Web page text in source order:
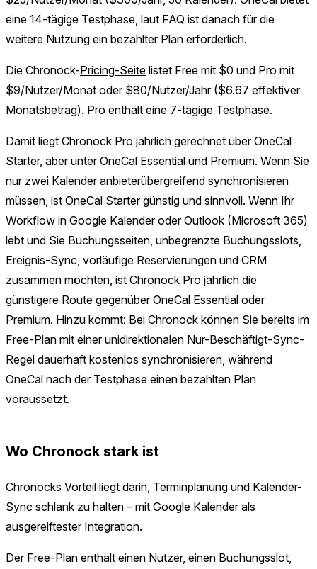
eine 14-tägige Testphase, laut FAQ ist danach für die
weitere Nutzung ein bezahlter Plan erforderlich.
Die Chronock-Pricing-Seite listet Free mit $0 und Pro mit
$9/Nutzer/Monat oder $80/Nutzer/Jahr ($6.67 effektiver
Monatsbetrag). Pro enthält eine 7-tägige Testphase.
Damit liegt Chronock Pro jährlich gerechnet über OneCal
Starter, aber unter OneCal Essential und Premium. Wenn Sie
nur zwei Kalender anbieterübergreifend synchronisieren
müssen, ist OneCal Starter günstig und sinnvoll. Wenn Ihr
Workflow in Google Kalender oder Outlook (Microsoft 365)
lebt und Sie Buchungsseiten, unbegrenzte Buchungsslots,
Ereignis-Sync, vorläufige Reservierungen und CRM
zusammen möchten, ist Chronock Pro jährlich die
günstigere Route gegenüber OneCal Essential oder
Premium. Hinzu kommt: Bei Chronock können Sie bereits im
Free-Plan mit einer unidirektionalen Nur-Beschäftigt-Sync-
Regel dauerhaft kostenlos synchronisieren, während
OneCal nach der Testphase einen bezahlten Plan
voraussetzt.
Wo Chronock stark ist
Chronocks Vorteil liegt darin, Terminplanung und Kalender-
Sync schlank zu halten – mit Google Kalender als
ausgereiftester Integration.
Der Free-Plan enthält einen Nutzer, einen Buchungsslot,